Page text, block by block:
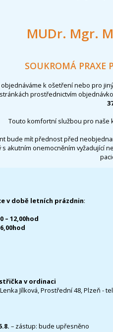
MUDr. Mgr.
SOUKROMÁ PRAXE
objednáváme k ošetření nebo pro
stránkách prostřednictvím
Touto komfortní službou pro naše
bude mít přednost před
s akutním onemocněním vyžadující
v době letních prázdnin:
– 12,00hod
v ordinaci
Jílková, Prostřední 48, Plzeň -
– zástup: bude upřesněno